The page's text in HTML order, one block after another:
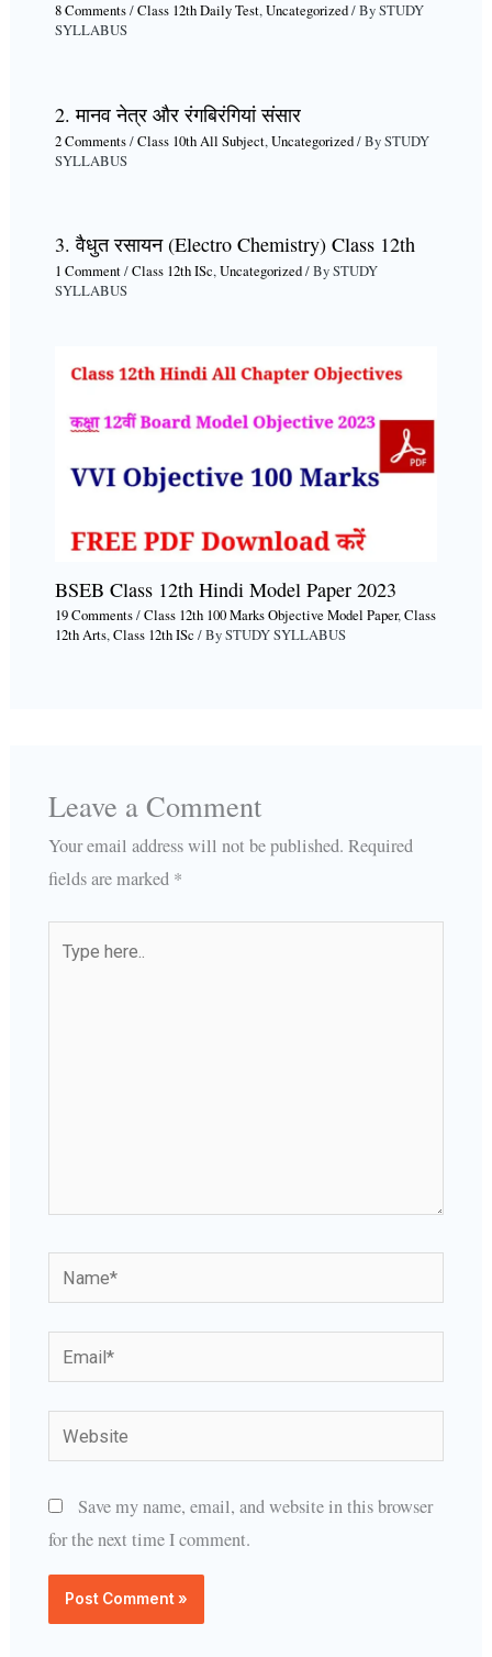
8 Comments/Class 12th Daily Test,Uncategorized/ BySTUDY
SYLLABUS
2. मानव नेत्र और रंगबिरंगियां संसार
2 Comments/Class 10th All Subject,Uncategorized/ BySTUDY
SYLLABUS
3. वैधुत रसायन (Electro Chemistry) Class 12th
1 Comment/Class 12th ISc,Uncategorized/ BySTUDY
SYLLABUS
BSEB Class 12th Hindi Model Paper 2023
19 Comments/Class 12th 100 Marks Objective Model Paper,Class
12th Arts,Class 12th ISc / BySTUDY SYLLABUS
Leave a Comment
Your email address will not be published. Required
fields are marked *
Name*
Email*
Website
Save my name, email, and website in this browser
for the next time I comment.